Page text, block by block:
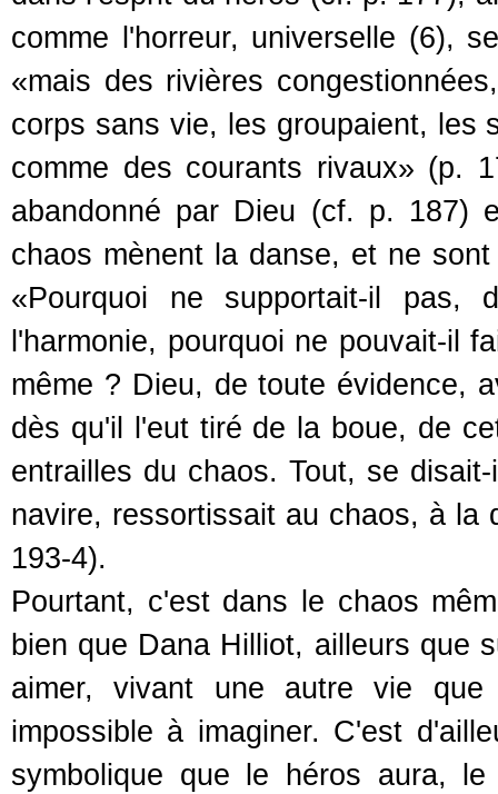
comme l'horreur, universelle (6),
«mais des rivières
corps sans vie, les groupaient, les
comme des courants rivaux» (p.
abandonné par Dieu (cf. p. 187)
chaos mènent la danse, et ne
«Pourquoi ne supportait-il pas,
l'harmonie, pourquoi ne pouvait-il
même ? Dieu, de toute évidence,
dès qu'il l'eut tiré de la boue, de
entrailles du chaos. Tout, se
navire, ressortissait au chaos, à la
193-4).
Pourtant, c'est dans le chaos
bien que Dana Hilliot, ailleurs que
aimer, vivant une autre vie
impossible à imaginer. C'est
symbolique que le héros aura,